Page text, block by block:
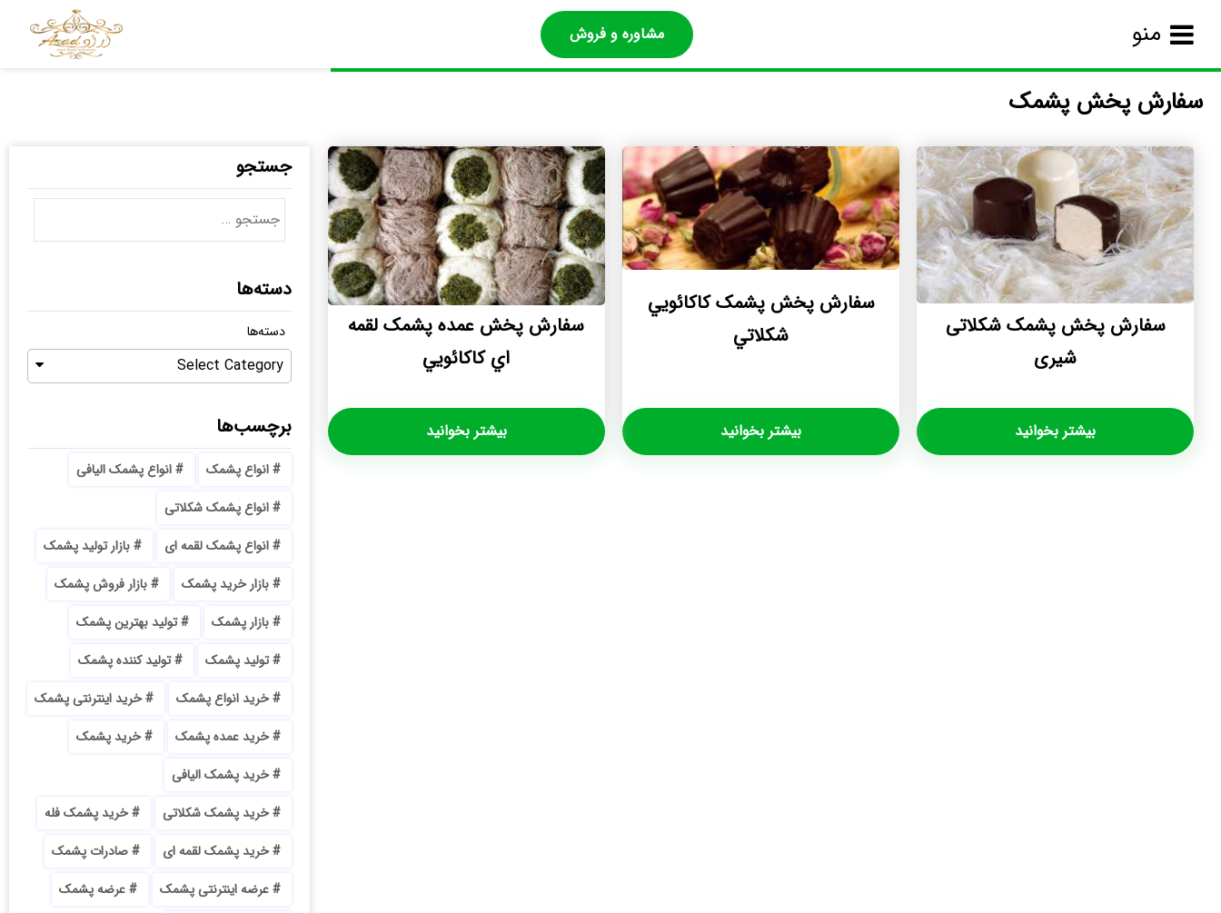
منو مشاوره و فروش
سفارش پخش پشمک
سفارش پخش پشمک شکلاتی
شیری
بیشتر بخوانید
سفارش پخش پشمک کاکائويي
شکلاتي
بیشتر بخوانید
سفارش پخش عمده پشمک لقمه
اي کاکائويي
بیشتر بخوانید
جستجو
دسته‌ها
دسته‌ها
Select Category
برچسب‌ها
انواع پشمک
انواع پشمک الیافی
انواع پشمک شکلاتی
انواع پشمک لقمه ای
بازار تولید پشمک
بازار خرید پشمک
بازار فروش پشمک
بازار پشمک
تولید بهترین پشمک
تولید پشمک
تولید کننده پشمک
خرید انواع پشمک
خرید اینترنتی پشمک
خرید عمده پشمک
خرید پشمک
خرید پشمک الیافی
خرید پشمک شکلاتی
خرید پشمک فله
خرید پشمک لقمه ای
صادرات پشمک
عرضه اینترنتی پشمک
عرضه پشمک